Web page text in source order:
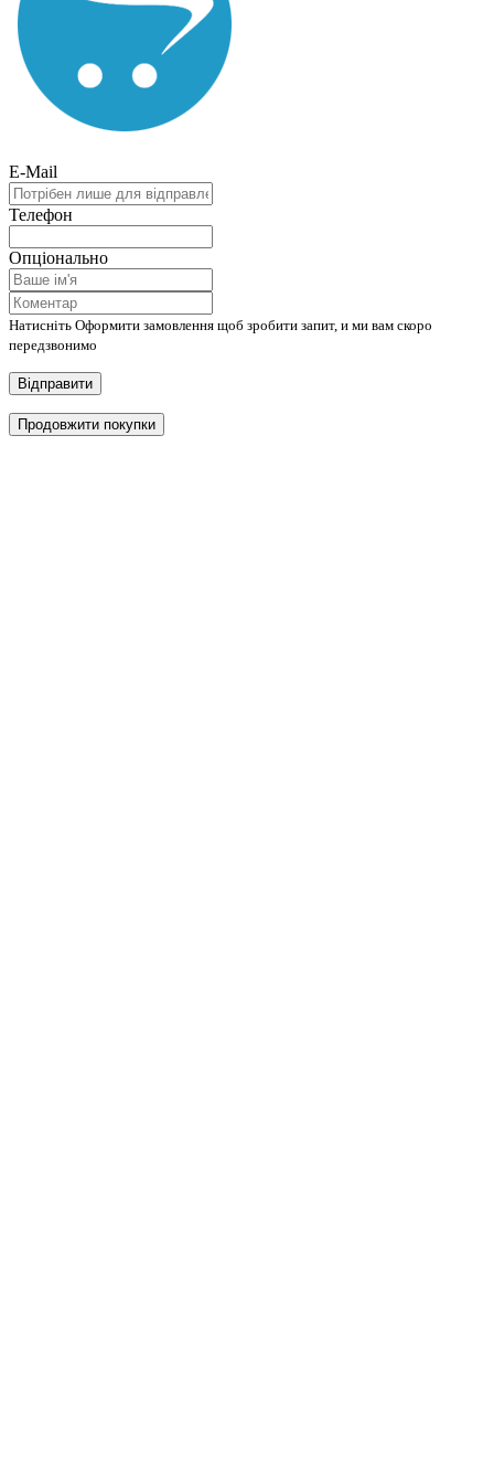
E-Mail
Телефон
Опціонально
Натисніть Оформити замовлення щоб зробити запит, и ми вам скоро
передзвонимо
Відправити
Продовжити покупки